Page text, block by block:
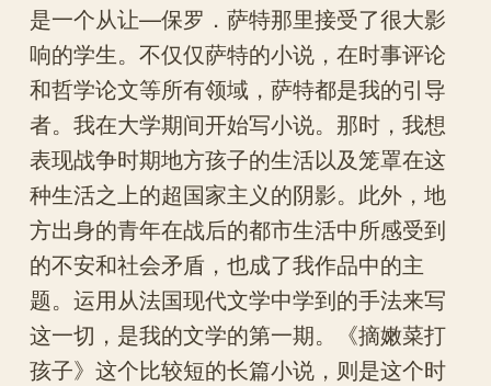
是一个从让—保罗．萨特那里接受了很大影
响的学生。不仅仅萨特的小说，在时事评论
和哲学论文等所有领域，萨特都是我的引导
者。我在大学期间开始写小说。那时，我想
表现战争时期地方孩子的生活以及笼罩在这
种生活之上的超国家主义的阴影。此外，地
方出身的青年在战后的都市生活中所感受到
的不安和社会矛盾，也成了我作品中的主
题。运用从法国现代文学中学到的手法来写
这一切，是我的文学的第一期。《摘嫩菜打
孩子》这个比较短的长篇小说，则是这个时